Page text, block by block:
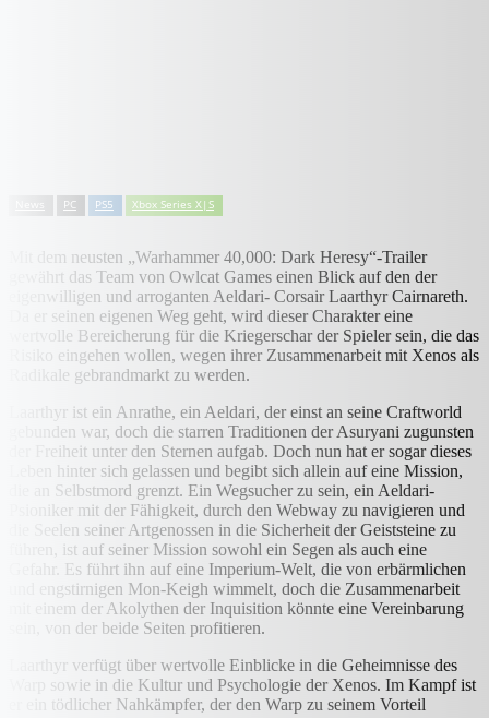
PC PS5 Xbox Series X|S
Mit dem neusten „Warhammer 40,000: Dark Heresy“-Trailer
gewährt das Team von Owlcat Games einen Blick auf den der
eigenwilligen und arroganten Aeldari- Corsair Laarthyr Cairnareth.
Da er seinen eigenen Weg geht, wird dieser Charakter eine
wertvolle Bereicherung für die Kriegerschar der Spieler sein, die das
Risiko eingehen wollen, wegen ihrer Zusammenarbeit mit Xenos als
Radikale gebrandmarkt zu werden.
Laarthyr ist ein Anrathe, ein Aeldari, der einst an seine Craftworld
gebunden war, doch die starren Traditionen der Asuryani zugunsten
der Freiheit unter den Sternen aufgab. Doch nun hat er sogar dieses
Leben hinter sich gelassen und begibt sich allein auf eine Mission,
die an Selbstmord grenzt. Ein Wegsucher zu sein, ein Aeldari-
Psioniker mit der Fähigkeit, durch den Webway zu navigieren und
die Seelen seiner Artgenossen in die Sicherheit der Geiststeine zu
führen, ist auf seiner Mission sowohl ein Segen als auch eine
Gefahr. Es führt ihn auf eine Imperium-Welt, die von erbärmlichen
und engstirnigen Mon-Keigh wimmelt, doch die Zusammenarbeit
mit einem der Akolythen der Inquisition könnte eine Vereinbarung
sein, von der beide Seiten profitieren.
Laarthyr verfügt über wertvolle Einblicke in die Geheimnisse des
Warp sowie in die Kultur und Psychologie der Xenos. Im Kampf ist
er ein tödlicher Nahkämpfer, der den Warp zu seinem Vorteil